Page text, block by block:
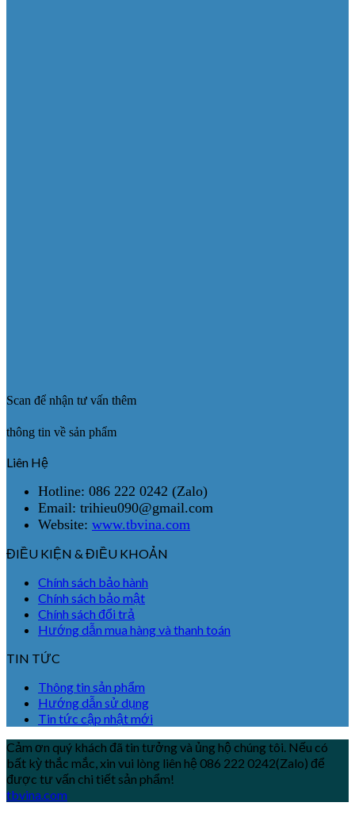
Scan để nhận tư vấn thêm
thông tin về sản phẩm
Liên Hệ
Hotline: 086 222 0242 (Zalo)
Email: trihieu090@gmail.com
Website: www.tbvina.com
ĐIỀU KIỆN & ĐIỀU KHOẢN
Chính sách bảo hành
Chính sách bảo mật
Chính sách đổi trả
Hướng dẫn mua hàng và thanh toán
TIN TỨC
Thông tin sản phẩm
Hướng dẫn sử dụng
Tin tức cập nhật mới
Cảm ơn quý khách đã tin tưởng và ủng hộ chúng tôi. Nếu có
bất kỳ thắc mắc, xin vui lòng liên hệ 086 222 0242(Zalo) để
được tư vấn chi tiết sản phẩm!
tbvina.com